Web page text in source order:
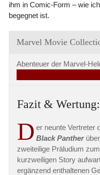
ihm in Comic-Form – wie
begegnet ist.
Marvel Movie
Abenteuer der Marvel-
Fazit & Wertung:
D er neunte Vertreter
Black Panther
zweiteilige Präludium
kurzweiligen Story
ergänzend enthaltenen